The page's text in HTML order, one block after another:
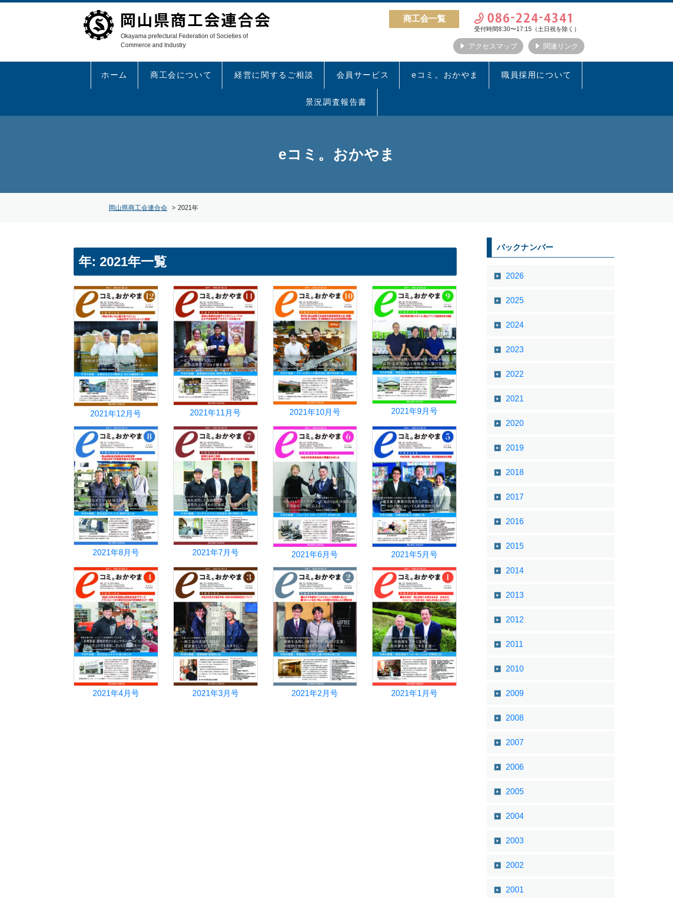
Okayama prefectural Federation of Societies of
Commerce and Industry
商工会一覧
受付時間8:30〜17:15（土日祝を除く）
関連リンク
アクセスマップ
ホーム 商工会について 経営に関するご相談 会員サービス eコミ。おかやま 職員採用について
景況調査報告書
eコミ。おかやま
岡山県商工会連合会 > 2021年
年: 2021年一覧
2021年12月号 2021年11月号 2021年10月号 2021年9月号
2021年8月号 2021年7月号 2021年6月号 2021年5月号
2021年4月号 2021年3月号 2021年2月号 2021年1月号
バックナンバー
2026
2025
2024
2023
2022
2021
2020
2019
2018
2017
2016
2015
2014
2013
2012
2011
2010
2009
2008
2007
2006
2005
2004
2003
2002
2001